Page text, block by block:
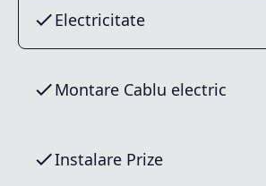
Electricitate
Montare Cablu electric
Instalare Prize